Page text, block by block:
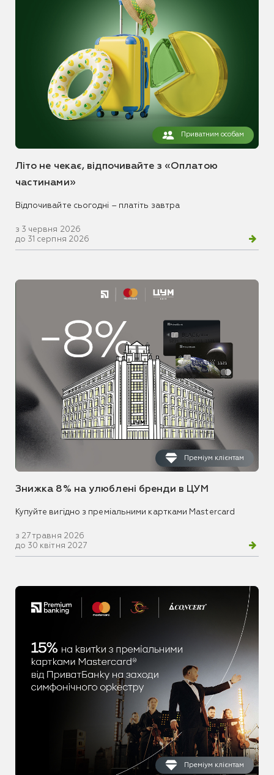
Приватним особам
Літо не чекає, відпочивайте з «Оплатою
частинами»
Відпочивайте сьогодні – платіть завтра
з 3 червня 2026
до 31 серпня 2026
Преміум клієнтам
Знижка 8% на улюблені бренди в ЦУМ
Купуйте вигідно з преміальними картками Mastercard
з 27 травня 2026
до 30 квітня 2027
Преміум клієнтам